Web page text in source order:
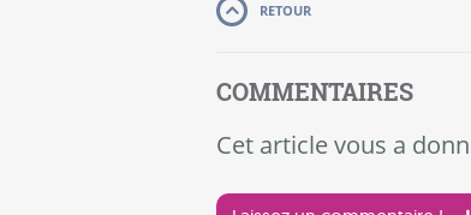
RETOUR
COMMENTAIRES
Cet article vous a